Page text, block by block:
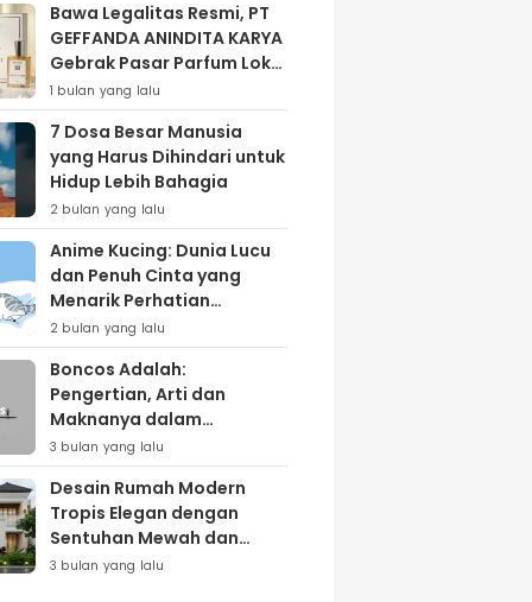
Bawa Legalitas Resmi, PT
GEFFANDA ANINDITA KARYA
Gebrak Pasar Parfum Lokal
Lewat Varian ‘Daily Bliss’
1 bulan yang lalu
7 Dosa Besar Manusia
yang Harus Dihindari untuk
Hidup Lebih Bahagia
2 bulan yang lalu
Anime Kucing: Dunia Lucu
dan Penuh Cinta yang
Menarik Perhatian
Penggemar
2 bulan yang lalu
Boncos Adalah:
Pengertian, Arti dan
Maknanya dalam
Kehidupan Sehari-hari
3 bulan yang lalu
Desain Rumah Modern
Tropis Elegan dengan
Sentuhan Mewah dan
Natural
3 bulan yang lalu